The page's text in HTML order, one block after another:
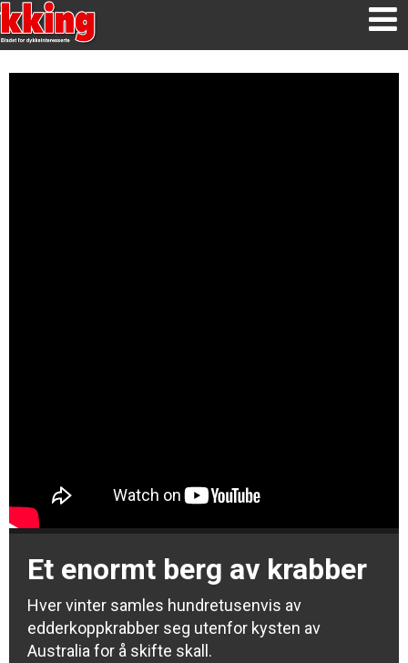
Et enormt berg av krabber
Hver vinter samles hundretusenvis av
edderkoppkrabber seg utenfor kysten av
Australia for å skifte skall.